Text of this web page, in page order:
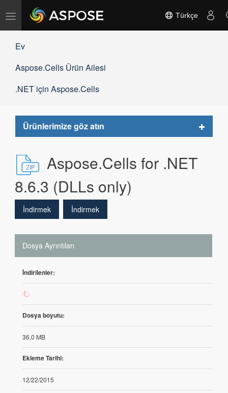
Gezinmeyi
Türkçe
Ev
Aspose.Cells Ürün Ailesi
.NET için Aspose.Cells
Ürünlerimize göz atın
Toggle
Aspose.Cells for .NET
8.6.3 (DLLs only)
İndirmek İndirmek
Dosya Ayrıntıları
İndirilenler:
362
Dosya boyutu:
36,0 MB
Ekleme Tarihi:
12/22/2015